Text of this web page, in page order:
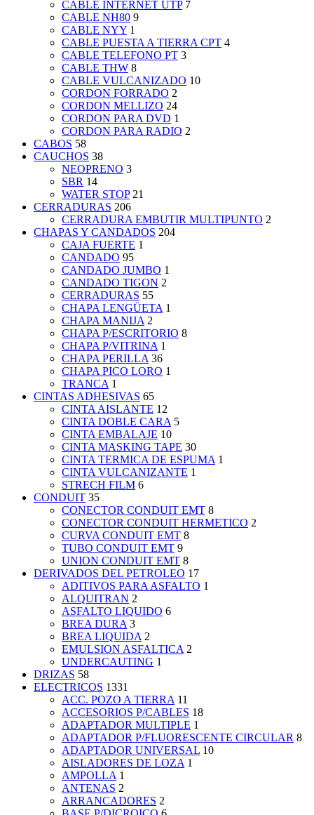
CABLE INTERNET UTP 7
CABLE NH80 9
CABLE NYY 1
CABLE PUESTA A TIERRA CPT 4
CABLE TELEFONO PT 3
CABLE THW 8
CABLE VULCANIZADO 10
CORDON FORRADO 2
CORDON MELLIZO 24
CORDON PARA DVD 1
CORDON PARA RADIO 2
CABOS 58
CAUCHOS 38
NEOPRENO 3
SBR 14
WATER STOP 21
CERRADURAS 206
CERRADURA EMBUTIR MULTIPUNTO 2
CHAPAS Y CANDADOS 204
CAJA FUERTE 1
CANDADO 95
CANDADO JUMBO 1
CANDADO TIGON 2
CERRADURAS 55
CHAPA LENGÜETA 1
CHAPA MANIJA 2
CHAPA P/ESCRITORIO 8
CHAPA P/VITRINA 1
CHAPA PERILLA 36
CHAPA PICO LORO 1
TRANCA 1
CINTAS ADHESIVAS 65
CINTA AISLANTE 12
CINTA DOBLE CARA 5
CINTA EMBALAJE 10
CINTA MASKING TAPE 30
CINTA TERMICA DE ESPUMA 1
CINTA VULCANIZANTE 1
STRECH FILM 6
CONDUIT 35
CONECTOR CONDUIT EMT 8
CONECTOR CONDUIT HERMETICO 2
CURVA CONDUIT EMT 8
TUBO CONDUIT EMT 9
UNION CONDUIT EMT 8
DERIVADOS DEL PETROLEO 17
ADITIVOS PARA ASFALTO 1
ALQUITRAN 2
ASFALTO LIQUIDO 6
BREA DURA 3
BREA LIQUIDA 2
EMULSION ASFALTICA 2
UNDERCAUTING 1
DRIZAS 58
ELECTRICOS 1331
ACC. POZO A TIERRA 11
ACCESORIOS P/CABLES 18
ADAPTADOR MULTIPLE 1
ADAPTADOR P/FLUORESCENTE CIRCULAR 8
ADAPTADOR UNIVERSAL 10
AISLADORES DE LOZA 1
AMPOLLA 1
ANTENAS 2
ARRANCADORES 2